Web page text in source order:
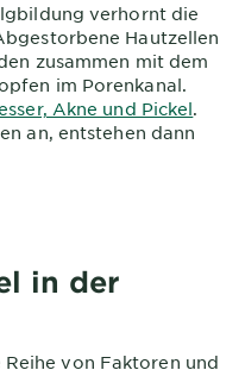
verhornt die
Hautzellen
zusammen mit dem
im Porenkanal.
Akne und Pickel.
an, entstehen dann
in der
von Faktoren und